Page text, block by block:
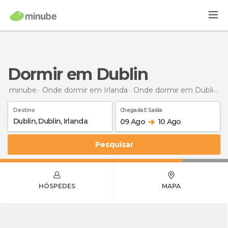
Dormir em Dublin
minube Onde dormir em Irlanda Onde dormir em Dublin
Destino Chegada E Saída
09 Ago 10 Ago
Pesquisar
HÓSPEDES MAPA